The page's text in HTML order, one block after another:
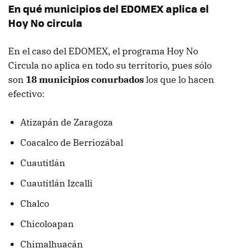
En qué municipios del EDOMEX aplica el
Hoy No circula
En el caso del EDOMEX, el programa Hoy No
Circula no aplica en todo su territorio, pues sólo
son 18 municipios conurbadoslos que lo hacen
efectivo:
Atizapán de Zaragoza
Coacalco de Berriozábal
Cuautitlán
Cuautitlán Izcalli
Chalco
Chicoloapan
Chimalhuacán